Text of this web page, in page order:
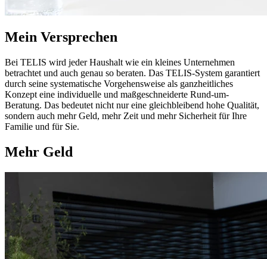
Mein Versprechen
Bei TELIS wird jeder Haushalt wie ein kleines Unternehmen
betrachtet und auch genau so beraten. Das TELIS-System garantiert
durch seine systematische Vorgehensweise als ganzheitliches
Konzept eine individuelle und maßgeschneiderte Rund-um-
Beratung. Das bedeutet nicht nur eine gleichbleibend hohe Qualität,
sondern auch mehr Geld, mehr Zeit und mehr Sicherheit für Ihre
Familie und für Sie.
Mehr Geld